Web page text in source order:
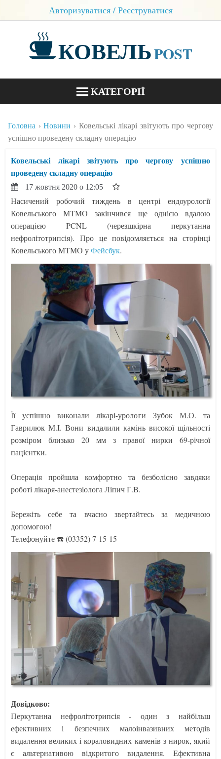
Авторизуватися / Реєструватися
КОВЕЛЬPOST
КАТЕГОРІЇ
БЛОГИ
КОНТАКТИ
Головна Новини
Ковельські лікарі звітують про чергову
успішно проведену складну операцію
Ковельські лікарі звітують про чергову успішно
проведену складну операцію
17 жовтня 2020 о 12:05
Насичений робочий тиждень в центрі ендоурології
Ковельського МТМО закінчився ще однією вдалою
операцією PCNL (черезшкірна перкутанна
нефролітотрипсія). Про це повідомляється на сторінці
Ковельського МТМО уФейсбук.
Її успішно виконали лікарі-урологи Зубок М.О. та
Гаврилюк М.І. Вони видалили камінь високої щільності
розміром близько 20 мм з правої нирки 69-річної
пацієнтки.
Операція пройшла комфортно та безболісно завдяки
роботі лікаря-анестезіолога Ліпич Г.В.
Бережіть себе та вчасно звертайтесь за медичною
допомогою!
Телефонуйте ☎️ (03352) 7-15-15
Довідково:
Перкутанна нефролітотрипсія - один з найбільш
ефективних і безпечних малоінвазивних методів
видалення великих і кораловидних каменів з нирок, який
є альтернативою відкритого видалення. Ефективна